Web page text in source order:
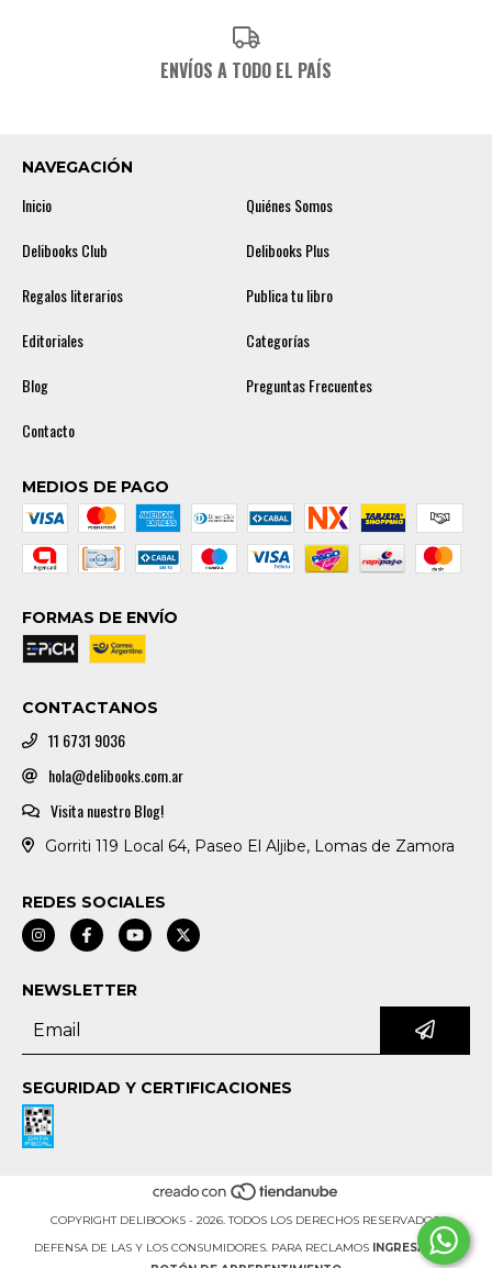
ENVÍOS A TODO EL PAÍS
NAVEGACIÓN
Inicio
Quiénes Somos
Delibooks Club
Delibooks Plus
Regalos literarios
Publica tu libro
Editoriales
Categorías
Blog
Preguntas Frecuentes
Contacto
MEDIOS DE PAGO
FORMAS DE ENVÍO
CONTACTANOS
11 6731 9036
hola@delibooks.com.ar
Visita nuestro Blog!
Gorriti 119 Local 64, Paseo El Aljibe, Lomas de Zamora
REDES SOCIALES
NEWSLETTER
SEGURIDAD Y CERTIFICACIONES
COPYRIGHT DELIBOOKS - 2026. TODOS LOS DERECHOS RESERVADOS.
DEFENSA DE LAS Y LOS CONSUMIDORES. PARA RECLAMOS
INGRESÁ ACÁ.